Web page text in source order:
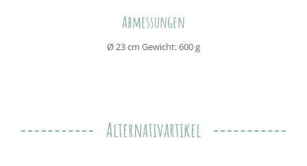
Abmessungen
Ø 23 cm Gewicht: 600 g
Alternativartikel